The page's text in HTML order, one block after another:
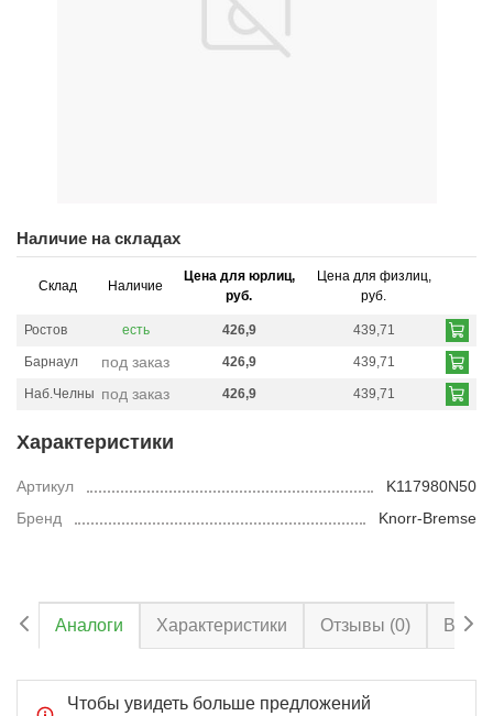
Характеристики
Артикул
K117980N50
Бренд
Knorr-Bremse
Наличие на складах
Склад Наличие
Цена для юрлиц,
руб.
Цена для физлиц,
руб.
Ростов есть 426,9 439,71
Барнаул под заказ 426,9 439,71
Наб.Челны под заказ 426,9 439,71
Аналоги Характеристики Отзывы (0)
Чтобы увидеть больше предложений